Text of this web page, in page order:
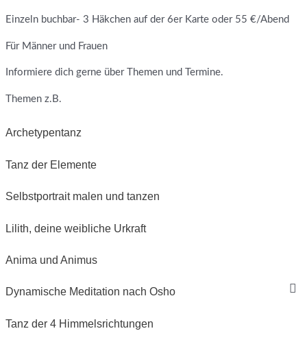
Einzeln buchbar- 3 Häkchen auf der 6er Karte oder 55 €/Abend
Für Männer und Frauen
Informiere dich gerne über Themen und Termine.
Themen z.B.
Archetypentanz
Tanz der Elemente
Selbstportrait malen und tanzen
Lilith, deine weibliche Urkraft
Anima und Animus
Dynamische Meditation nach Osho
Tanz der 4 Himmelsrichtungen